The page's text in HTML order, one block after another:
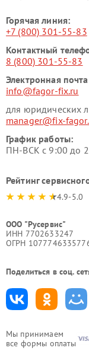
Мы принимаем
все формы оплаты
Горячая линия:
+7 (800) 301-55-83
Контактный
8 (800) 301-55-83
Электронная
info@fagor-fix.ru
для юридических
manager@fix-
График работы:
ПН-ВСК с 9:00 до
Рейтинг
4.9-5.0
ООО "Русервис"
ИНН 7702633247
ОГРН
Поделиться в соц.